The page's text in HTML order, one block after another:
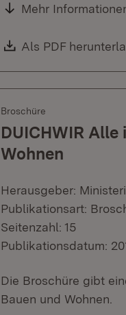
Mehr
Download:
Als PDF
Broschüre
DUICHWIR
Wohnen
Herausgeber:
Publikationsart:
Seitenzahl: 15
Publikationsdatum:
Die Broschüre gibt
Bauen und Wohnen.